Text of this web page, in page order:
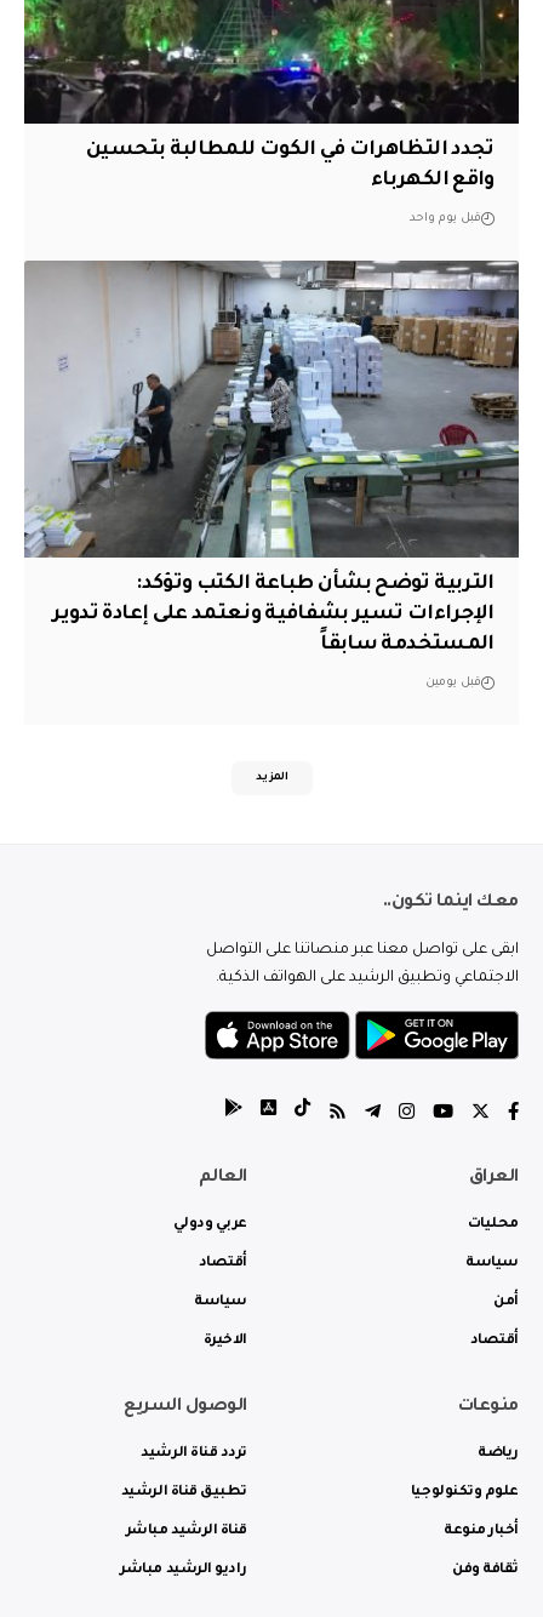
تجدد التظاهرات في الكوت للمطالبة بتحسين
واقع الكهرباء
قبل يوم واحد
التربية توضح بشأن طباعة الكتب وتؤكد:
الإجراءات تسير بشفافية ونعتمد على إعادة تدوير
المستخدمة سابقاً
قبل يومين
المزيد
معك اينما تكون..
ابقى على تواصل معنا عبر منصاتنا على التواصل
الاجتماعي وتطبيق الرشيد على الهواتف الذكية.
العراق
محليات
سياسة
أمن
أقتصاد
العالم
عربي ودولي
أقتصاد
سياسة
الاخيرة
منوعات
رياضة
علوم وتكنولوجيا
أخبار منوعة
ثقافة وفن
الوصول السريع
تردد قناة الرشيد
تطبيق قناة الرشيد
قناة الرشيد مباشر
راديو الرشيد مباشر